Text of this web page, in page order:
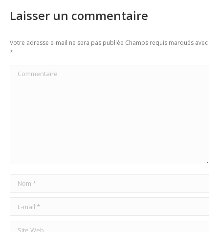
Laisser un commentaire
Votre adresse e-mail ne sera pas publiée Champs requis marqués avec
*
Commentaire
Nom *
E-mail *
Site Web